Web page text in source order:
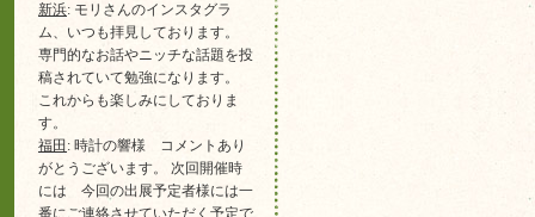
新浜: モリさんのインスタグラ
ム、いつも拝見しております。
専門的なお話やニッチな話題を投
稿されていて勉強になります。
これからも楽しみにしておりま
す。
福田 : 時計の響様 コメントあり
がとうございます。 次回開催時
には 今回の出展予定者様には一
番にご連絡させていただく予定で